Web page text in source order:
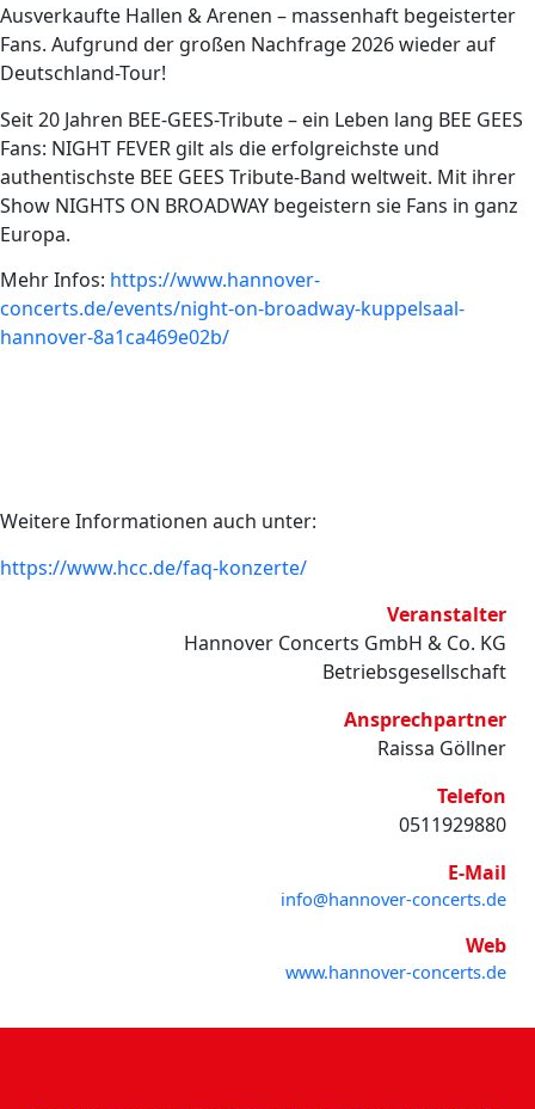
Ausverkaufte Hallen & Arenen – massenhaft begeisterter
Fans. Aufgrund der großen Nachfrage 2026 wieder auf
Deutschland-Tour!
Seit 20 Jahren BEE-GEES-Tribute – ein Leben lang BEE GEES
Fans: NIGHT FEVER gilt als die erfolgreichste und
authentischste BEE GEES Tribute-Band weltweit. Mit ihrer
Show NIGHTS ON BROADWAY begeistern sie Fans in ganz
Europa.
Mehr Infos: https://www.hannover-
concerts.de/events/night-on-broadway-kuppelsaal-
hannover-8a1ca469e02b/
Weitere Informationen auch unter:
https://www.hcc.de/faq-konzerte/
Veranstalter
Hannover Concerts GmbH & Co. KG
Betriebsgesellschaft
Ansprechpartner
Raissa Göllner
Telefon
0511929880
E-Mail
info@hannover-concerts.de
Web
www.hannover-concerts.de